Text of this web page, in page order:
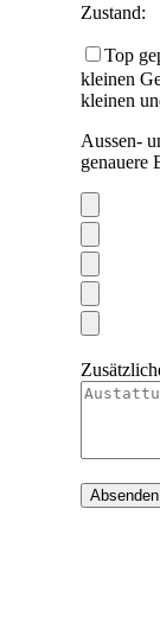
Zustand:
Top
kleinen
kleinen
Aussen-
genauere